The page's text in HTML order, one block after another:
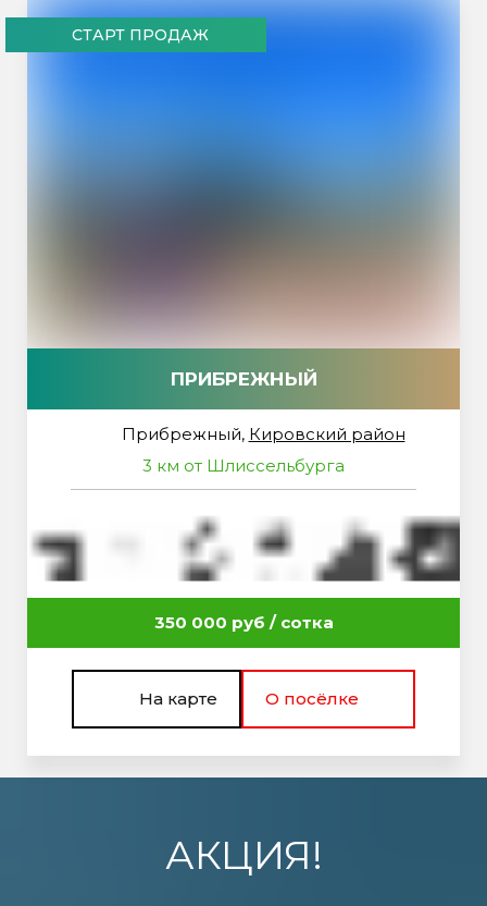
СТАРТ ПРОДАЖ
ПРИБРЕЖНЫЙ
Прибрежный, Кировский район
3 км от Шлиссельбурга
350 000 руб / сотка
На карте О посёлке
АКЦИЯ!